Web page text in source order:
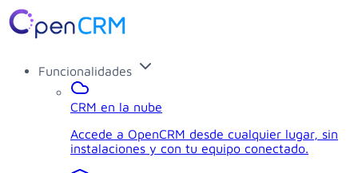
Funcionalidades
CRM en la nube
Accede a OpenCRM desde cualquier lugar, sin
instalaciones y con tu equipo conectado.